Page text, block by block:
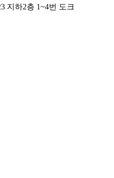
지하2층 1~4번 도크